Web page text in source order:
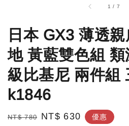
1 / 7
日本 GX3 薄透
地 黃藍雙色組
級比基尼 兩件組
k1846
Regular
NT$ 780 Sale
NT$ 630 優惠